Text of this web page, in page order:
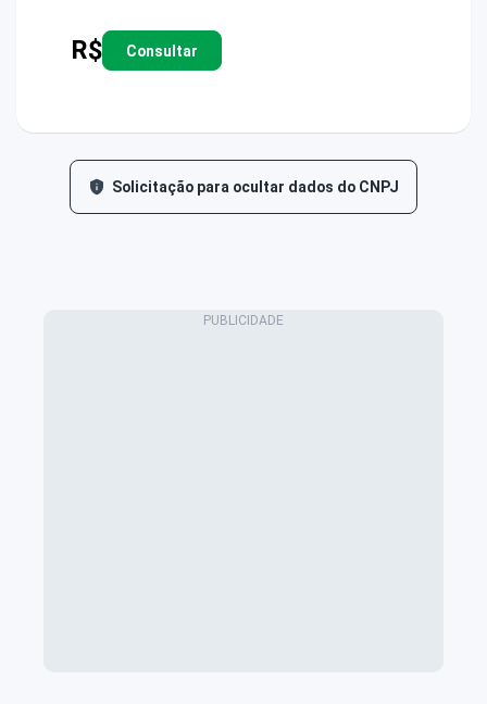
R$ Consultar
Solicitação para ocultar dados do CNPJ